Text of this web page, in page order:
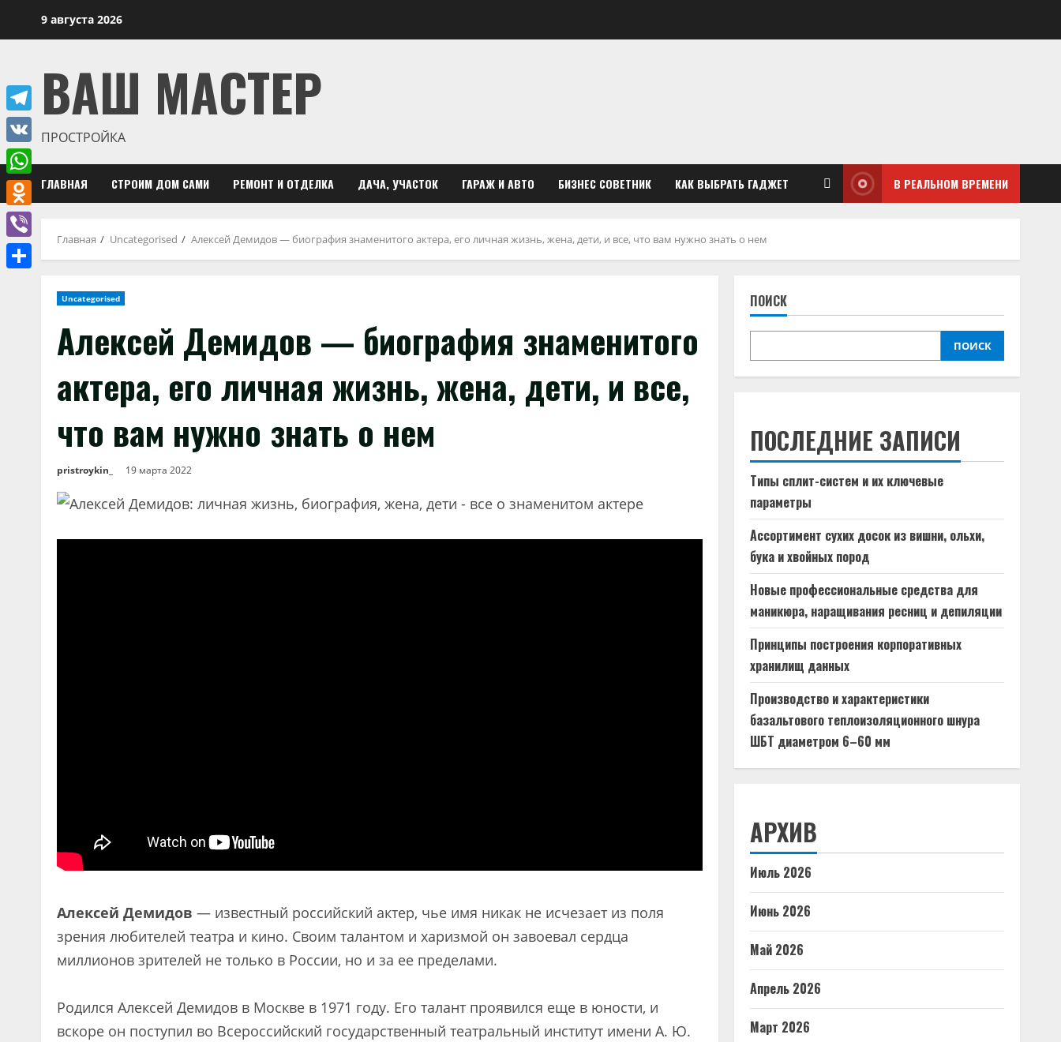
9 августа 2026
ВАШ МАСТЕР
ПРОСТРОЙКА
ГЛАВНАЯ СТРОИМ ДОМ САМИ РЕМОНТ И ОТДЕЛКА ДАЧА, УЧАСТОК ГАРАЖ И АВТО БИЗНЕС СОВЕТНИК КАК ВЫБРАТЬ ГАДЖЕТ В РЕАЛЬНОМ ВРЕМЕНИ
Главная Uncategorised Алексей Демидов — биография знаменитого актера, его личная жизнь, жена, дети, и все, что вам нужно знать о нем
Uncategorised
Алексей Демидов — биография знаменитого
актера, его личная жизнь, жена, дети, и все,
что вам нужно знать о нем
pristroykin_ 19 марта 2022
Алексей Демидов — известный российский актер, чье имя никак не исчезает из поля
зрения любителей театра и кино. Своим талантом и харизмой он завоевал сердца
миллионов зрителей не только в России, но и за ее пределами.
Родился Алексей Демидов в Москве в 1971 году. Его талант проявился еще в юности, и
вскоре он поступил во Всероссийский государственный театральный институт имени А. Ю.
ПОИСК
ПОИСК
ПОСЛЕДНИЕ ЗАПИСИ
Типы сплит-систем и их ключевые
параметры
Ассортимент сухих досок из вишни, ольхи,
бука и хвойных пород
Новые профессиональные средства для
маникюра, наращивания ресниц и депиляции
Принципы построения корпоративных
хранилищ данных
Производство и характеристики
базальтового теплоизоляционного шнура
ШБТ диаметром 6–60 мм
АРХИВ
Июль 2026
Июнь 2026
Май 2026
Апрель 2026
Март 2026
Telegram
VK
WhatsApp
Odnoklassniki
Viber